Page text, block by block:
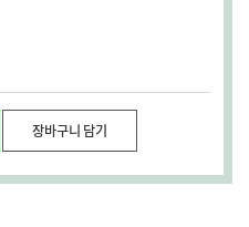
장바구니 담기